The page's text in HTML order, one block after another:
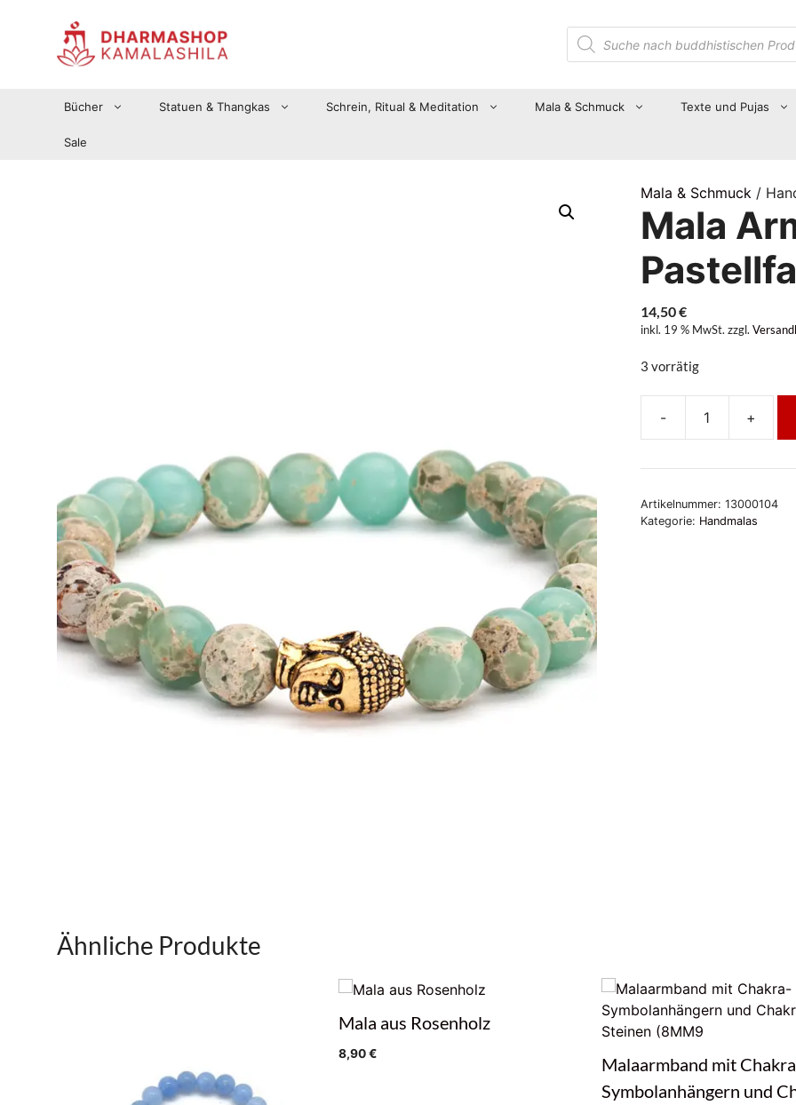
Suche
nach
Produkten
Bücher Statuen & Thangkas Schrein, Ritual & Meditation Mala & Schmuck Texte und Pujas
Sale
Mala & Schmuck/
Mala
14,50€
inkl. 19 % MwSt. zzgl.
3 vorrätig
-
Pastellfarbener
Menge
+
Artikelnummer: 13000104
Kategorie: Handmalas
Ähnliche Produkte
Mala aus Rosenholz
8,90€
Malaarmband mit
Symbolanhängern und